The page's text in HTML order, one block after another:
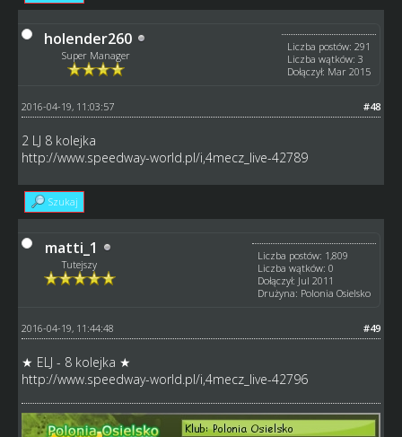
holender260
Super Manager
Liczba postów: 291
Liczba wątków: 3
Dołączył: Mar 2015
#48
2016-04-19, 11:03:57
2 LJ 8 kolejka
http://www.speedway-world.pl/i,4mecz_live-42789
Szukaj
matti_1
Tutejszy
Liczba postów: 1,809
Liczba wątków: 0
Dołączył: Jul 2011
Drużyna: Polonia Osielsko
#49
2016-04-19, 11:44:48
★ ELJ - 8 kolejka ★
http://www.speedway-world.pl/i,4mecz_live-42796